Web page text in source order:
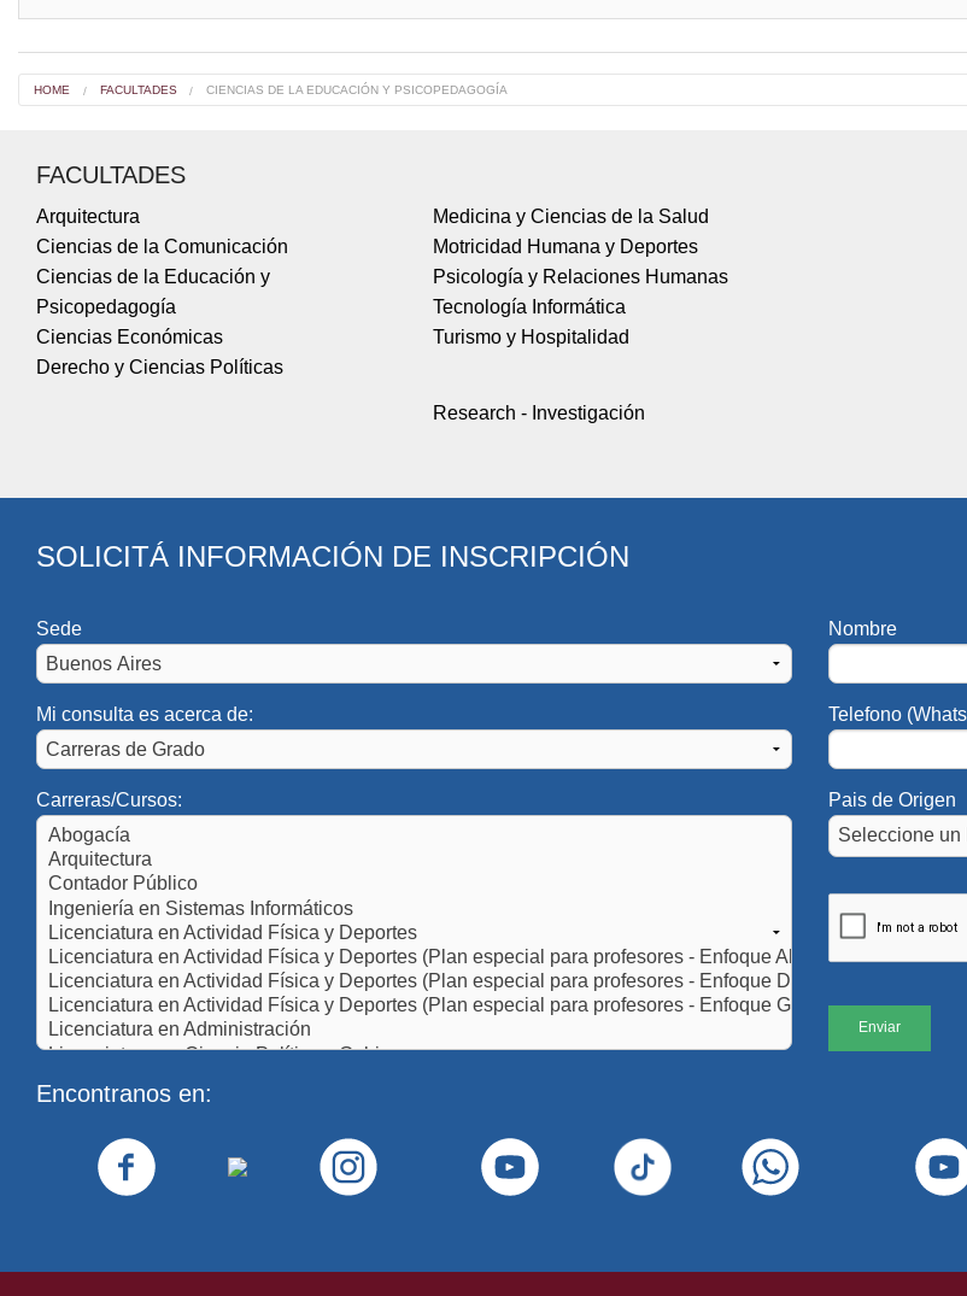
HOME FACULTADES CIENCIAS DE LA EDUCACIÓN Y PSICOPEDAGOGÍA
FACULTADES
Arquitectura
Ciencias de la Comunicación
Ciencias de la Educación y
Psicopedagogía
Ciencias Económicas
Derecho y Ciencias Políticas
Medicina y Ciencias de la Salud
Motricidad Humana y Deportes
Psicología y Relaciones Humanas
Tecnología Informática
Turismo y Hospitalidad
Research - Investigación
SOLICITÁ INFORMACIÓN DE INSCRIPCIÓN
Sede
Mi consulta es acerca de:
Carreras/Cursos:
Nombre
Telefono
Pais de Origen
Encontranos en: